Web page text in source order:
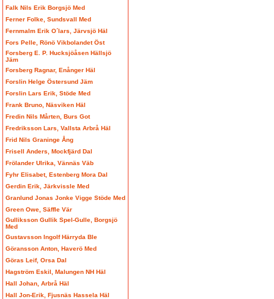
Falk Nils Erik Borgsjö Med
Ferner Folke, Sundsvall Med
Fernmalm Erik O´lars, Järvsjö Häl
Fors Pelle, Rönö Vikbolandet Öst
Forsberg E. P. Hucksjöåsen Hällsjö
Jäm
Forsberg Ragnar, Enånger Häl
Forslin Helge Östersund Jäm
Forslin Lars Erik, Stöde Med
Frank Bruno, Näsviken Häl
Fredin Nils Mårten, Burs Got
Fredriksson Lars, Vallsta Arbrå Häl
Frid Nils Graninge Ång
Frisell Anders, Mockfjärd Dal
Frölander Ulrika, Vännäs Väb
Fyhr Elisabet, Estenberg Mora Dal
Gerdin Erik, Järkvissle Med
Granlund Jonas Jonke Vigge Stöde Med
Green Owe, Säffle Vär
Gulliksson Gullik Spel-Gulle, Borgsjö
Med
Gustavsson Ingolf Härryda Ble
Göransson Anton, Haverö Med
Göras Leif, Orsa Dal
Hagström Eskil, Malungen NH Häl
Hall Johan, Arbrå Häl
Hall Jon-Erik, Fjusnäs Hassela Häl